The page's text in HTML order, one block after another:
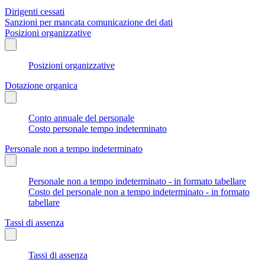
Dirigenti cessati
Sanzioni per mancata comunicazione dei dati
Posizioni organizzative
Posizioni organizzative
Dotazione organica
Conto annuale del personale
Costo personale tempo indeterminato
Personale non a tempo indeterminato
Personale non a tempo indeterminato - in formato tabellare
Costo del personale non a tempo indeterminato - in formato
tabellare
Tassi di assenza
Tassi di assenza